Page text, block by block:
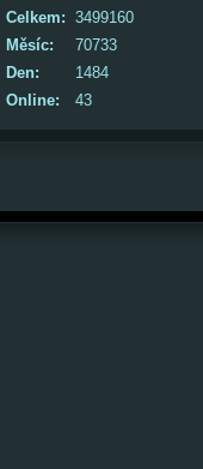
Online: 43
Celkem: 3499160
Měsíc:
70733
Den:
1484